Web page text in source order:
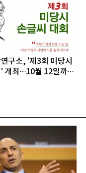
구소, '제3회 미당시
개최…10월 12일까지